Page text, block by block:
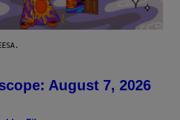
August 7, 2026